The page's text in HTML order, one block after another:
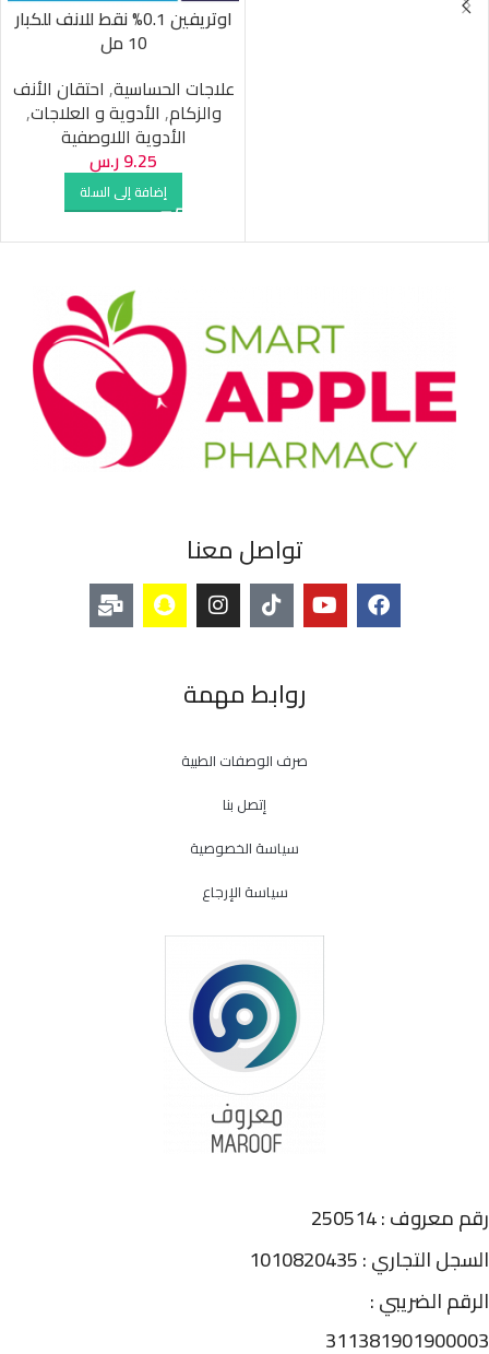
اوتريفين 0.1% نقط للانف للكبار
10 مل
علاجات الحساسية, احتقان الأنف
والزكام, الأدوية و العلاجات,
الأدوية اللاوصفية
9.25ر.س
إضافة إلى السلة
تواصل معنا
روابط مهمة
صرف الوصفات الطبية
إتصل بنا
سياسة الخصوصية
سياسة الإرجاع
رقم معروف : 250514
السجل التجاري : 1010820435
الرقم الضريبي :
311381901900003